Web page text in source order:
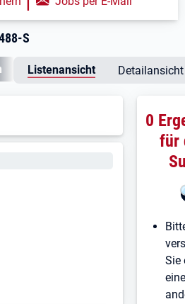
S
Listenansicht Detailansicht
0
für
Sie